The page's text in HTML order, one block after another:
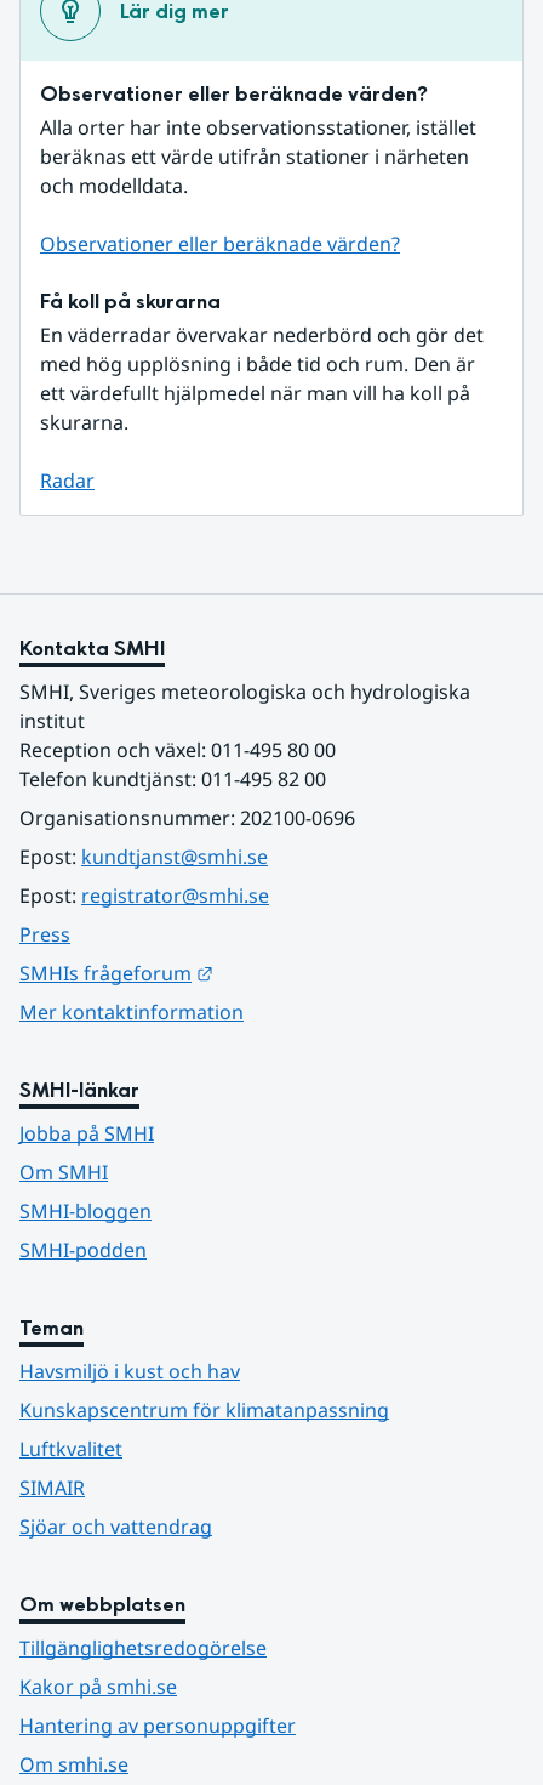
Lär dig mer
Observationer eller beräknade värden?
Alla orter har inte observationsstationer, istället
beräknas ett värde utifrån stationer i närheten
och modelldata.
Observationer eller beräknade värden?
Få koll på skurarna
En väderradar övervakar nederbörd och gör det
med hög upplösning i både tid och rum. Den är
ett värdefullt hjälpmedel när man vill ha koll på
skurarna.
Radar
Kontakta SMHI
SMHI, Sveriges meteorologiska och hydrologiska
institut
Reception och växel: 011-495 80 00
Telefon kundtjänst: 011-495 82 00
Organisationsnummer: 202100-0696
Epost: kundtjanst@smhi.se
Epost: registrator@smhi.se
Press
SMHIs frågeforum
Mer kontaktinformation
SMHI-länkar
Jobba på SMHI
Om SMHI
SMHI-bloggen
SMHI-podden
Teman
Havsmiljö i kust och hav
Kunskapscentrum för klimatanpassning
Luftkvalitet
SIMAIR
Sjöar och vattendrag
Om webbplatsen
Tillgänglighetsredogörelse
Kakor på smhi.se
Hantering av personuppgifter
Om smhi.se